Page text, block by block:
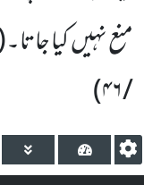
منع نہیں کیا جاتا۔
/ ۴۶ )